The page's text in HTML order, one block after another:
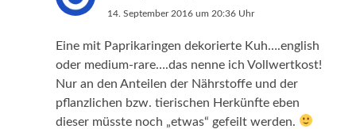
14. September 2016 um 20:36 Uhr
Eine mit Paprikaringen dekorierte Kuh….english
oder medium-rare….das nenne ich Vollwertkost!
Nur an den Anteilen der Nährstoffe und der
pflanzlichen bzw. tierischen Herkünfte eben
dieser müsste noch „etwas“ gefeilt werden.